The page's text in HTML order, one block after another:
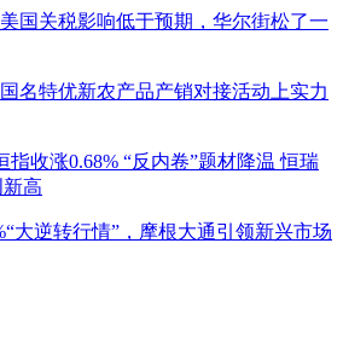
国关税影响低于预期，华尔街松了一
名特优新农产品产销对接活动上实力
指收涨0.68% “反内卷”题材降温 恒瑞
新高
大逆转行情”，摩根大通引领新兴市场